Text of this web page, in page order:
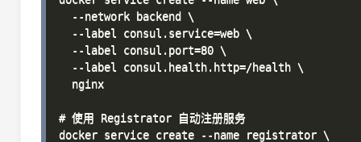
  --network backend \
  --label consul.service=web \
  --label consul.port=80 \
  --label consul.health.http=/health \
  nginx
# 使用 Registrator 自动注册服务
docker service create --name registrator \